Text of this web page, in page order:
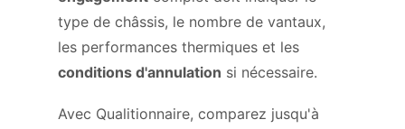
type de châssis, le nombre de vantaux,
les performances thermiques et les
conditions d'annulation si nécessaire.
Avec Qualitionnaire, comparez jusqu'à